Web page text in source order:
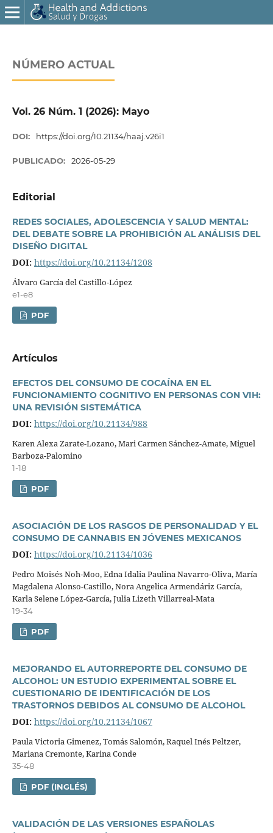
NÚMERO ACTUAL
Vol. 26 Núm. 1 (2026): Mayo
DOI: https://doi.org/10.21134/haaj.v26i1
PUBLICADO: 2026-05-29
Editorial
REDES SOCIALES, ADOLESCENCIA Y SALUD MENTAL:
DEL DEBATE SOBRE LA PROHIBICIÓN AL ANÁLISIS DEL
DISEÑO DIGITAL
DOI: https://doi.org/10.21134/1208
Álvaro Garcí­a del Castillo-López
e1-e8
PDF
Artí­culos
EFECTOS DEL CONSUMO DE COCAÍNA EN EL
FUNCIONAMIENTO COGNITIVO EN PERSONAS CON VIH:
UNA REVISIÓN SISTEMÁTICA
DOI: https://doi.org/10.21134/988
Karen Alexa Zarate-Lozano, Mari Carmen Sánchez-Amate, Miguel
Barboza-Palomino
1-18
PDF
ASOCIACIÓN DE LOS RASGOS DE PERSONALIDAD Y EL
CONSUMO DE CANNABIS EN JÓVENES MEXICANOS
DOI: https://doi.org/10.21134/1036
Pedro Moisés Noh-Moo, Edna Idalia Paulina Navarro-Oliva, Marí­a
Magdalena Alonso-Castillo, Nora Angelica Armendáriz Garcí­a,
Karla Selene López-Garcí­a, Julia Lizeth Villarreal-Mata
19-34
PDF
MEJORANDO EL AUTORREPORTE DEL CONSUMO DE
ALCOHOL: UN ESTUDIO EXPERIMENTAL SOBRE EL
CUESTIONARIO DE IDENTIFICACIÓN DE LOS
TRASTORNOS DEBIDOS AL CONSUMO DE ALCOHOL
DOI: https://doi.org/10.21134/1067
Paula Victoria Gimenez, Tomás Salomón, Raquel Inés Peltzer,
Mariana Cremonte, Karina Conde
35-48
PDF (INGLÉS)
VALIDACIÓN DE LAS VERSIONES ESPAÑOLAS